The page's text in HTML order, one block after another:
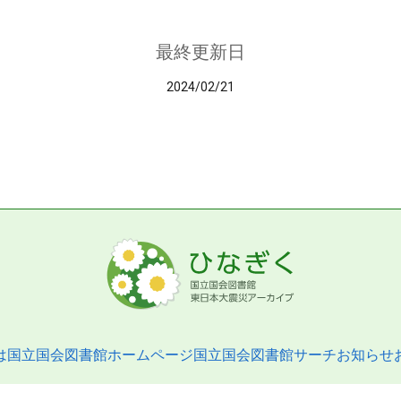
最終更新日
2024/02/21
国立国会図書館ホームページ国立国会図書館サーチお知らせ